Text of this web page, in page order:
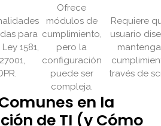
para
1581,
Ofrece
módulos de
cumplimiento,
pero la
configuración
puede ser
compleja.
Requiere
usuario
través de
en la
de TI (y Cómo